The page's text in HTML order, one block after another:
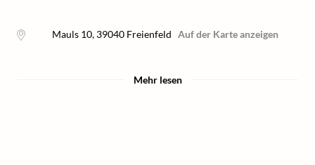
Mauls 10, 39040 Freienfeld Auf der Karte anzeigen
Mehr lesen